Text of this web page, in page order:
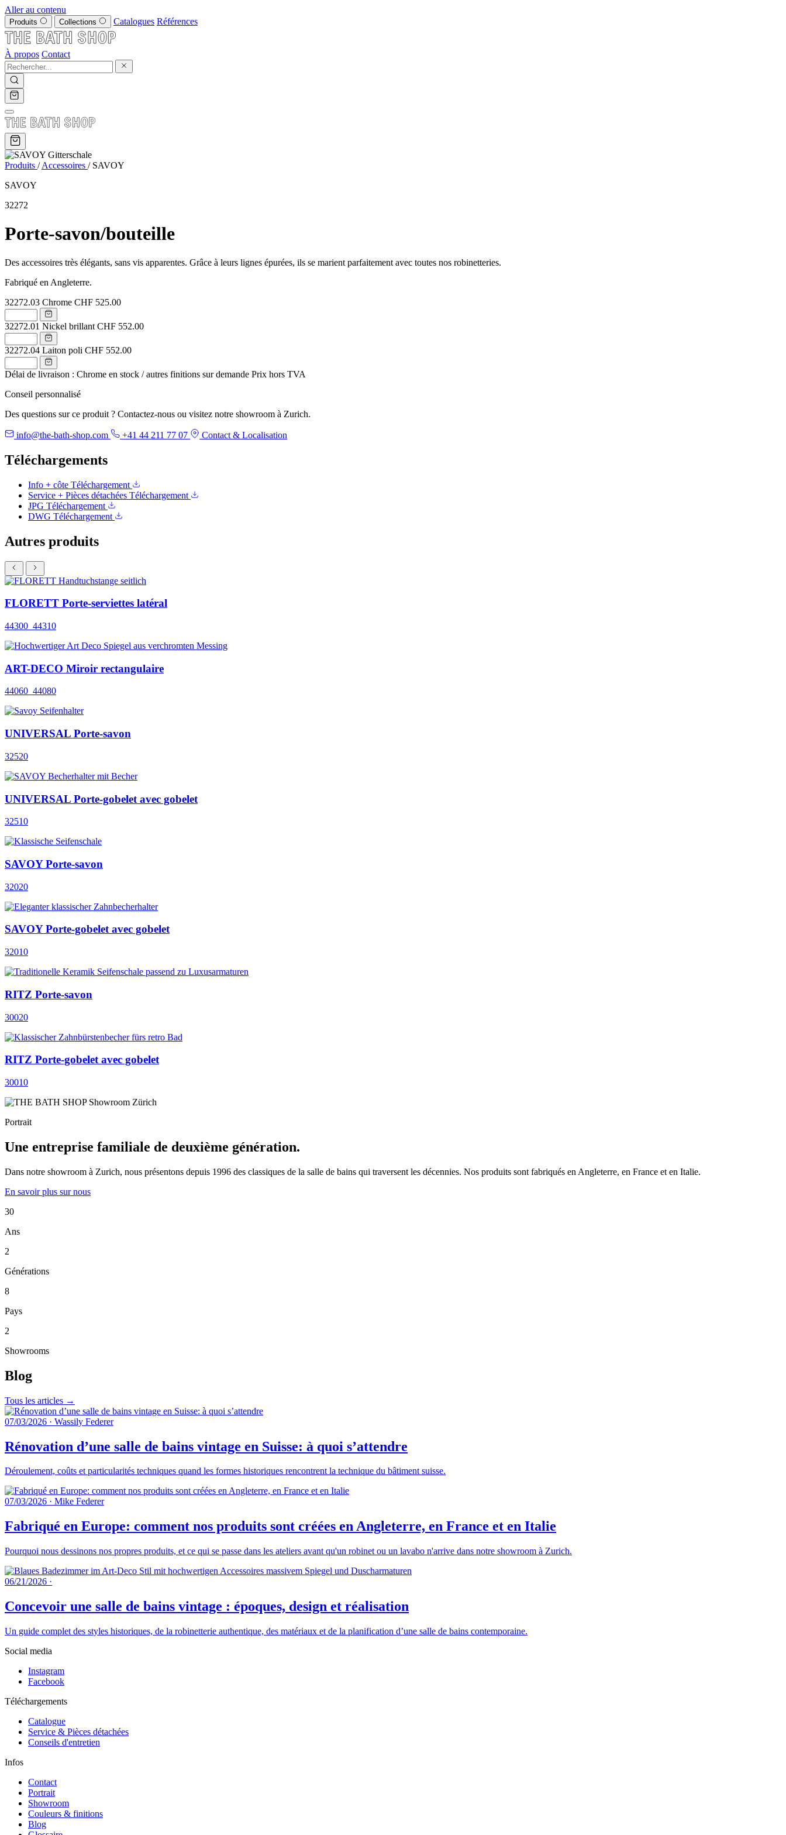
Aller au contenu
Produits Collections Catalogues Références
À propos Contact
Produits / Accessoires / SAVOY
SAVOY
32272
Porte-savon/bouteille
Des accessoires très élégants, sans vis apparentes. Grâce à leurs lignes épurées, ils se marient parfaitement avec toutes nos robinetteries.
Fabriqué en Angleterre.
32272.03 Chrome CHF 525.00
32272.01 Nickel brillant CHF 552.00
32272.04 Laiton poli CHF 552.00
Délai de livraison : Chrome en stock / autres finitions sur demande Prix hors TVA
Conseil personnalisé
Des questions sur ce produit ? Contactez-nous ou visitez notre showroom à Zurich.
info@the-bath-shop.com +41 44 211 77 07 Contact & Localisation
Téléchargements
Info + côte Téléchargement
Service + Pièces détachées Téléchargement
JPG Téléchargement
DWG Téléchargement
Autres produits
FLORETT Porte-serviettes latéral
44300_44310
ART-DECO Miroir rectangulaire
44060_44080
UNIVERSAL Porte-savon
32520
UNIVERSAL Porte-gobelet avec gobelet
32510
SAVOY Porte-savon
32020
SAVOY Porte-gobelet avec gobelet
32010
RITZ Porte-savon
30020
RITZ Porte-gobelet avec gobelet
30010
Portrait
Une entreprise familiale de deuxième génération.
Dans notre showroom à Zurich, nous présentons depuis 1996 des classiques de la salle de bains qui traversent les décennies. Nos produits sont fabriqués en Angleterre, en France et en Italie.
En savoir plus sur nous
30
Ans
2
Générations
8
Pays
2
Showrooms
Blog
Tous les articles →
07/03/2026 · Wassily Federer
Rénovation d’une salle de bains vintage en Suisse: à quoi s’attendre
Déroulement, coûts et particularités techniques quand les formes historiques rencontrent la technique du bâtiment suisse.
07/03/2026 · Mike Federer
Fabriqué en Europe: comment nos produits sont créées en Angleterre, en France et en Italie
Pourquoi nous dessinons nos propres produits, et ce qui se passe dans les ateliers avant qu'un robinet ou un lavabo n'arrive dans notre showroom à Zurich.
06/21/2026 ·
Concevoir une salle de bains vintage : époques, design et réalisation
Un guide complet des styles historiques, de la robinetterie authentique, des matériaux et de la planification d’une salle de bains contemporaine.
Social media
Instagram
Facebook
Téléchargements
Catalogue
Service & Pièces détachées
Conseils d'entretien
Infos
Contact
Portrait
Showroom
Couleurs & finitions
Blog